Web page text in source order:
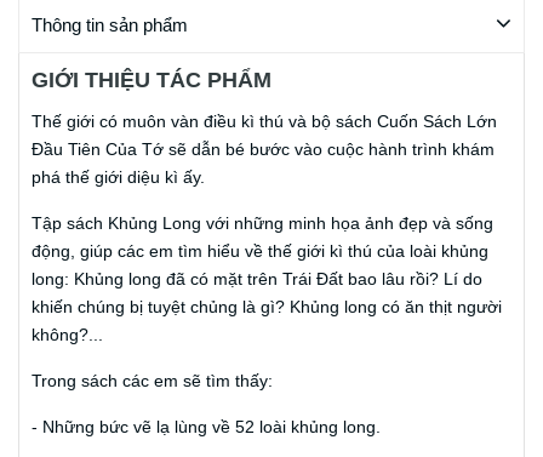
Thông tin sản phẩm
GIỚI THIỆU TÁC PHẨM
Thế giới có muôn vàn điều kì thú và bộ sách Cuốn Sách Lớn
Đầu Tiên Của Tớ sẽ dẫn bé bước vào cuộc hành trình khám
phá thế giới diệu kì ấy.
Tập sách Khủng Long với những minh họa ảnh đẹp và sống
động, giúp các em tìm hiểu về thế giới kì thú của loài khủng
long: Khủng long đã có mặt trên Trái Đất bao lâu rồi? Lí do
khiến chúng bị tuyệt chủng là gì? Khủng long có ăn thịt người
không?...
Trong sách các em sẽ tìm thấy:
- Những bức vẽ lạ lùng về 52 loài khủng long.